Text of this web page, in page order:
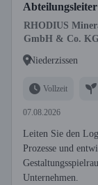
RHODIUS
GmbH & Co. KG
Niederzissen
Vollzeit
07.08.2026
Leiten Sie den
Prozesse und
Unternehmen.